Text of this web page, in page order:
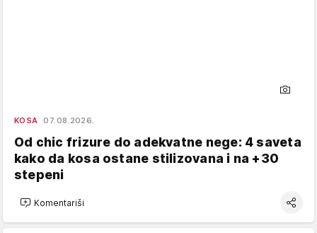
KOSA 07.08.2026.
Od chic frizure do adekvatne nege: 4 saveta
kako da kosa ostane stilizovana i na +30
stepeni
Komentariši